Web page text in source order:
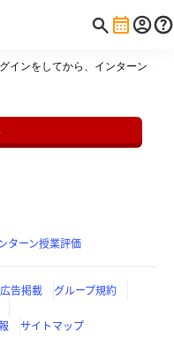
インをしてから、インターン
ターン授業評価
広告掲載
グループ規約
サイトマップ